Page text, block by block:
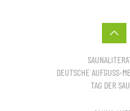
DEUTSCHE AUFGUSS-
TAG DER